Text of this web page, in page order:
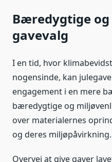
Bæredygtige
gavevalg
I en tid, hvor
nogensinde, kan
engagement i en mere
bæredygtige og
over materialernes
og deres miljøpåvirkning.
Overvej at give gaver